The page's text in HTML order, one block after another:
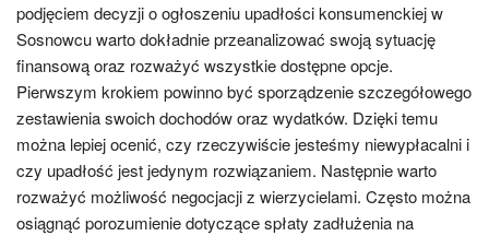
podjęciem decyzji o ogłoszeniu upadłości konsumenckiej w
Sosnowcu warto dokładnie przeanalizować swoją sytuację
finansową oraz rozważyć wszystkie dostępne opcje.
Pierwszym krokiem powinno być sporządzenie szczegółowego
zestawienia swoich dochodów oraz wydatków. Dzięki temu
można lepiej ocenić, czy rzeczywiście jesteśmy niewypłacalni i
czy upadłość jest jedynym rozwiązaniem. Następnie warto
rozważyć możliwość negocjacji z wierzycielami. Często można
osiągnąć porozumienie dotyczące spłaty zadłużenia na